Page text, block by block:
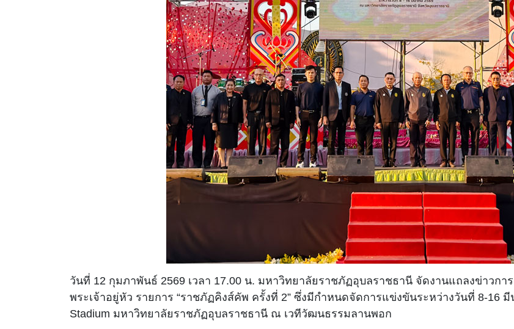
วันที่ 12 กุมภาพันธ์ 2569 เวลา 17.00 น. มหาวิทยาลัยราชภัฏอุบลราชธานี จัดงานแถลงข่าวก
พระเจ้าอยู่หัว รายการ “ราชภัฏคิงส์คัพ ครั้งที่ 2” ซึ่งมีกำหนดจัดการแข่งขันระหว่างวันที่ 8-16
Stadium มหาวิทยาลัยราชภัฏอุบลราชธานี ณ เวทีวัฒนธรรมลานพอก